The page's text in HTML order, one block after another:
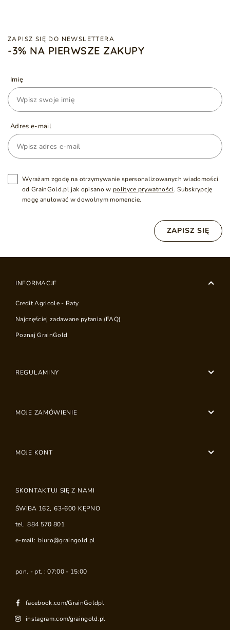
ZAPISZ SIĘ DO NEWSLETTERA
-3% NA PIERWSZE ZAKUPY
Imię
Adres e-mail
Wyrażam zgodę na otrzymywanie spersonalizowanych wiadomości
od GrainGold.pl jak opisano w polityce prywatności. Subskrypcję
mogę anulować w dowolnym momencie.
ZAPISZ SIĘ
INFORMACJE
Credit Agricole - Raty
Najczęściej zadawane pytania (FAQ)
Poznaj GrainGold
REGULAMINY
MOJE ZAMÓWIENIE
MOJE KONT
SKONTAKTUJ SIĘ Z NAMI
ŚWIBA 162, 63-600 KĘPNO
tel. 884 570 801
e-mail: biuro@graingold.pl
pon. - pt. : 07:00 - 15:00
facebook.com/GrainGoldpl
instagram.com/graingold.pl